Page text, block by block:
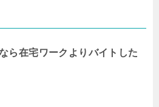
ら在宅ワークよりバイトした